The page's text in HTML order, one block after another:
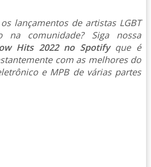
lançamentos de artistas LGBT
comunidade? Siga nossa
Hits 2022 no Spotify que é
com as melhores do
e MPB de várias partes